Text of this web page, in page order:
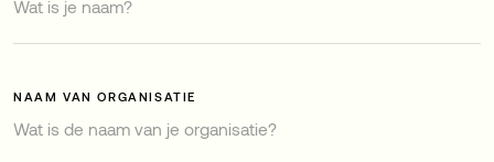
NAAM VAN ORGANISATIE